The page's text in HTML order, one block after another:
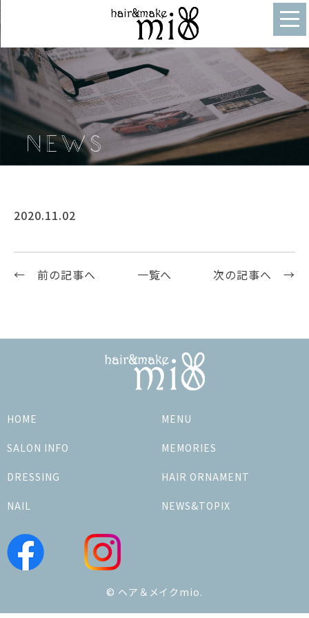
2020.11.02
← 前の記事へ 一覧へ 次の記事へ →
HOME MENU
SALON INFO MEMORIES
DRESSING HAIR ORNAMENT
NAIL NEWS&TOPIX
© ヘア＆メイクmio.